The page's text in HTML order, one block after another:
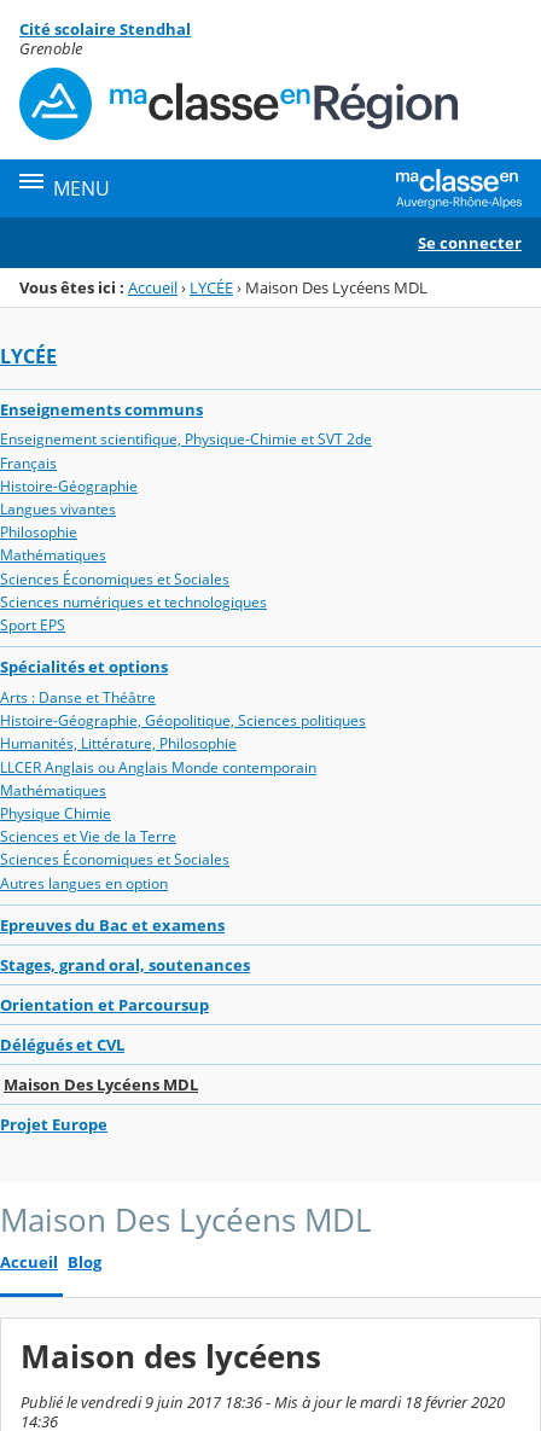
Menu de la rubrique
Contenu
Cité scolaire Stendhal
Grenoble
MENU
Se connecter
Vous êtes ici : Accueil› LYCÉE› Maison Des Lycéens MDL
LYCÉE
Enseignements communs
Enseignement scientifique, Physique-Chimie et SVT 2de
Français
Histoire-Géographie
Langues vivantes
Philosophie
Mathématiques
Sciences Économiques et Sociales
Sciences numériques et technologiques
Sport EPS
Spécialités et options
Arts : Danse et Théâtre
Histoire-Géographie, Géopolitique, Sciences politiques
Humanités, Littérature, Philosophie
LLCER Anglais ou Anglais Monde contemporain
Mathématiques
Physique Chimie
Sciences et Vie de la Terre
Sciences Économiques et Sociales
Autres langues en option
Epreuves du Bac et examens
Stages, grand oral, soutenances
Orientation et Parcoursup
Délégués et CVL
Maison Des Lycéens MDL
Projet Europe
Maison Des Lycéens MDL
Accueil Blog
Maison des lycéens
Publié le vendredi 9 juin 2017 18:36 - Mis à jour le mardi 18 février 2020
14:36